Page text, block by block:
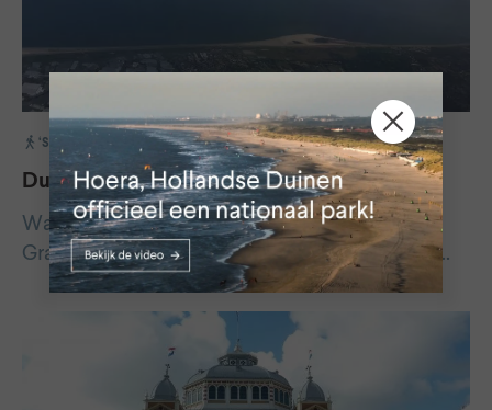
‘S GRAVENZANDE 11 KM
Duinen, bunkers, kassen, golven en bomen
Wandel met je smartphone (Wikiloc) bij ‘s
Gravenzande en via de kassen naar het strand.…